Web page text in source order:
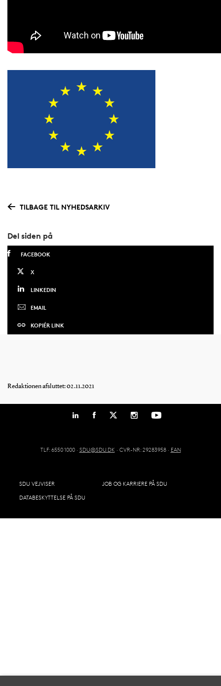
TILBAGE TIL NYHEDSARKIV
Del siden på
FACEBOOK
X
LINKEDIN
EMAIL
KOPIÉR LINK
Redaktionen afsluttet: 02.11.2021
TLF: 6550 1000 · SDU@SDU.DK · CVR-NR: 29283958 · EAN
SDU VEJVISER
JOB OG KARRIERE PÅ SDU
DATABESKYTTELSE PÅ SDU